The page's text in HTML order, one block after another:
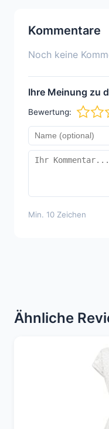
Kommentare
Noch keine
Ihre Meinung zu
Bewertung:
Min. 10 Zeichen
Ähnliche